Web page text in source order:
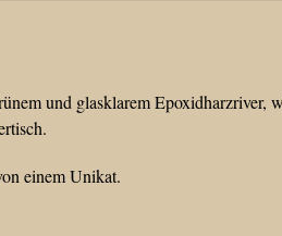
und glasklarem Epoxidharzriver,
einem Unikat.